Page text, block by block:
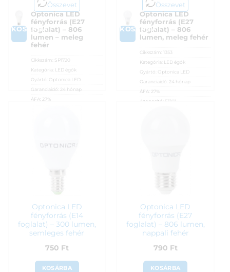
Összevet
KOSÁRBA
Optonica LED
fényforrás (E27
foglalat) – 806
lumen – meleg
fehér
Cikkszám: SP1720
Kategória: LED égők
Gyártó: Optonica LED
Garanciaidő: 24 hónap
ÁFA: 27%
Összevet
KOSÁRBA
Optonica LED
fényforrás (E27
foglalat) – 806
lumen, meleg fehér
Cikkszám: 1353
Kategória: LED égők
Gyártó: Optonica LED
Garanciaidő: 24 hónap
ÁFA: 27%
Azonosító: 53101
Optonica LED
fényforrás (E14
foglalat) – 300 lumen,
semleges fehér
750 Ft
KOSÁRBA
Optonica LED
fényforrás (E27
foglalat) – 806 lumen,
nappali fehér
790 Ft
KOSÁRBA